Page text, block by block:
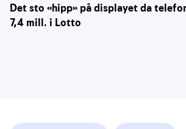
Det sto «hipp» på displayet da
7,4 mill. i Lotto